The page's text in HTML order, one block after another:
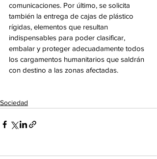
comunicaciones. Por último, se solicita
también la entrega de cajas de plástico
rígidas, elementos que resultan
indispensables para poder clasificar,
embalar y proteger adecuadamente todos
los cargamentos humanitarios que saldrán
con destino a las zonas afectadas.
Sociedad